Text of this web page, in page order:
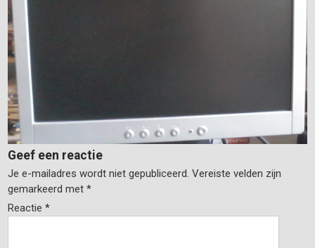
Geef een reactie
Je e-mailadres wordt niet gepubliceerd. Vereiste velden zijn
gemarkeerd met*
Reactie*